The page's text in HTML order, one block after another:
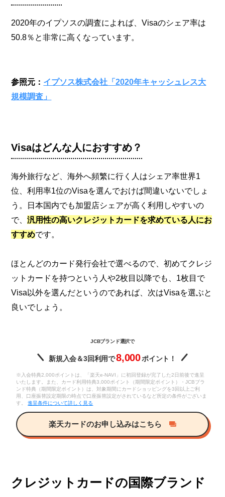
2020年のイプソスの調査によれば、Visaのシェア率は
50.8％と非常に高くなっています。
参照元： イプソス株式会社「2020年キャッシュレス大
規模調査」
Visaはどんな人におすすめ？
海外旅行など、海外へ頻繁に行く人はシェア率世界1
位、利用率1位のVisaを選んでおけば間違いないでしょ
う。日本国内でも加盟店シェアが高く利用しやすいの
で、汎用性の高いクレジットカードを求めている人にお
すすめです。
ほとんどのカード発行会社で選べるので、初めてクレジ
ットカードを持つという人や2枚目以降でも、1枚目で
Visa以外を選んだというのであれば、次はVisaを選ぶと
良いでしょう。
JCBブランド選択で
新規入会＆3回利用で8,000ポイント！
※入会特典2,000ポイントは、「楽天e-NAVI」に初回登録が完了した2日前後で進呈
いたします。また、カード利用特典3,000ポイント（期間限定ポイント）・JCBブラ
ンド特典（期間限定ポイント）は、対象期間にカードショッピングを3回以上ご利
用、口座振替設定期限の時点で口座振替設定がされているなど所定の条件がございま
す。進呈条件について詳しく見る
楽天カードのお申し込みはこちら
クレジットカードの国際ブランド